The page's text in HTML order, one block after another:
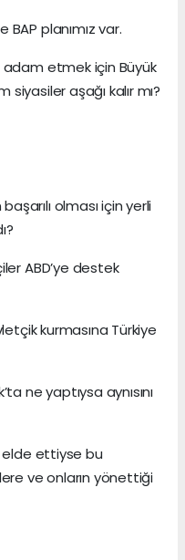
BAP planımız var.
adam etmek için Büyük
aşağı kalır mı?
olması için yerli
ABD’ye destek
kurmasına Türkiye
ne yaptıysa aynısını
elde ettiyse bu
ve onların yönettiği